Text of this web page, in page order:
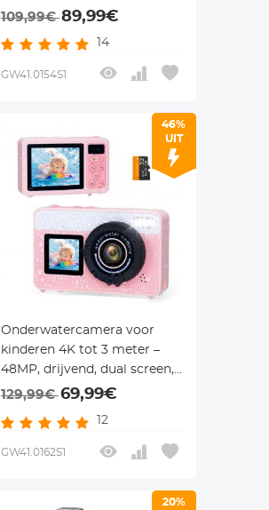
frames & 6 filters – voor
Kentfaith
109,99€89,99€
14
GW41.0154S1
46%
UIT
Onderwatercamera voor
kinderen 4K tot 3 meter –
48MP, drijvend, dual screen,
18x zoom & macromodus –
zwemmen – Kentfaith
129,99€69,99€
12
GW41.0162S1
20%